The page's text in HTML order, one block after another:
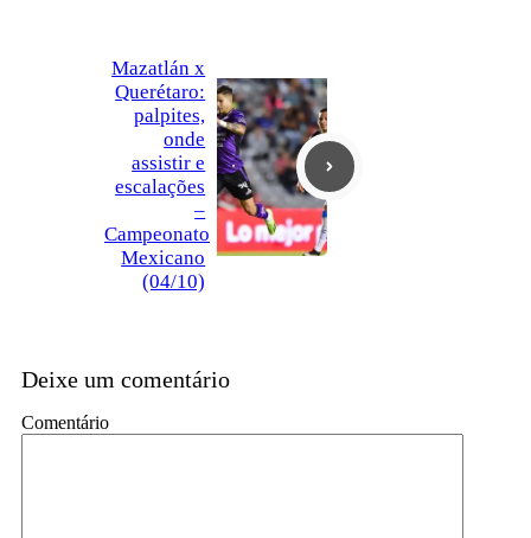
Mazatlán x
Querétaro:
palpites,
onde
assistir e
escalações
–
Campeonato
Mexicano
(04/10)
Deixe um comentário
Comentário